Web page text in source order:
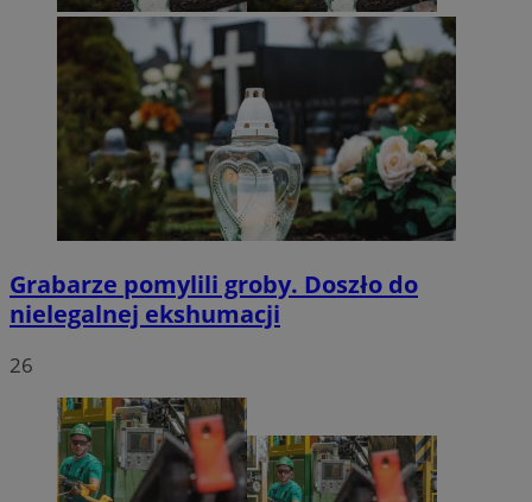
Grabarze pomylili groby. Doszło do
nielegalnej ekshumacji
26